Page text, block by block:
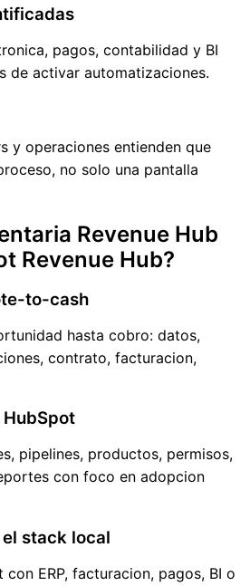
pagos, contabilidad y BI
de activar automatizaciones.
y operaciones entienden que
no solo una pantalla
Revenue Hub
Revenue Hub?
to-cash
hasta cobro: datos,
contrato, facturacion,
pipelines, productos, permisos,
con foco en adopcion
stack local
ERP, facturacion, pagos, BI o